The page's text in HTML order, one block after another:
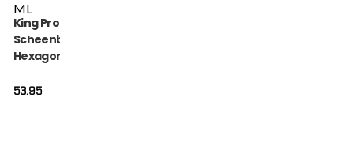
ML
King Pro Boxing
Scheenbeschermers
Hexagon (KPB-SG-
53.95